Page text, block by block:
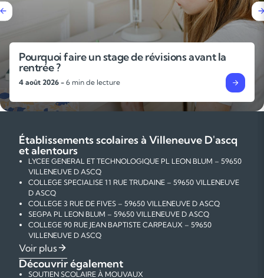
L’importance des gammes et des exercices
techniques pour progresser en musique
31 juillet 2026 -6 min de lecture
Établissements scolaires à Villeneuve D'ascq
et alentours
LYCEE GENERAL ET TECHNOLOGIQUE PL LEON BLUM – 59650
VILLENEUVE D ASCQ
COLLEGE SPECIALISE 11 RUE TRUDAINE – 59650 VILLENEUVE
D ASCQ
COLLEGE 3 RUE DE FIVES – 59650 VILLENEUVE D ASCQ
SEGPA PL LEON BLUM – 59650 VILLENEUVE D ASCQ
COLLEGE 90 RUE JEAN BAPTISTE CARPEAUX – 59650
VILLENEUVE D ASCQ
ECOLE PRIMAIRE PUBLIQUE 4 RUE DES BOULEAUX – 59650
VILLENEUVE D ASCQ
ECOLE MATERNELLE PUBLIQUE RUE LAMARTINE – 59650
Voir plus
Découvrir également
SOUTIEN SCOLAIRE À MOUVAUX